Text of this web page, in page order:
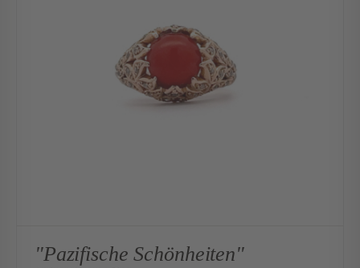
"Pazifische Schönheiten"